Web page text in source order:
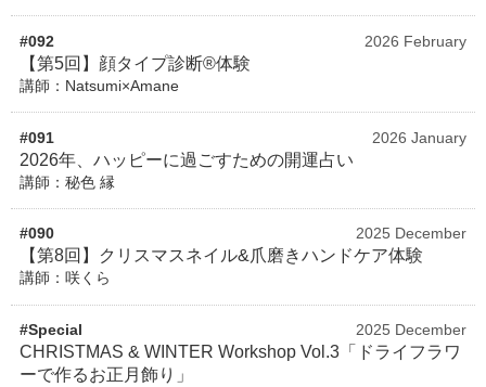
#092 2026 February
【第5回】顔タイプ診断®体験
講師：Natsumi×Amane
#091 2026 January
2026年、ハッピーに過ごすための開運占い
講師：秘色 縁
#090 2025 December
【第8回】クリスマスネイル&爪磨きハンドケア体験
講師：咲くら
#Special 2025 December
CHRISTMAS & WINTER Workshop Vol.3「ドライフラワ
ーで作るお正月飾り」